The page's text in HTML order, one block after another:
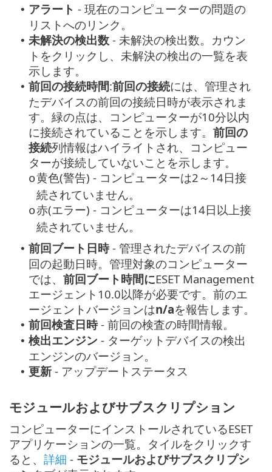
• アラート - 現在のコンピューターの問題の
リストへのリンク。
• 未解決の検出数 - 未解決の検出数。カウン
トをクリックし、未解決の検出の一覧を表
示します。
• 前回の接続時間:前回の接続には、管理され
たデバイスの前回の接続日時が表示されま
す。緑の点は、コンピューターが10分以内
に接続されていることを示します。 前回の
接続列情報はハイライトされ、コンピュー
ターが接続していないことを示します。
o黄色(警告) - コンピューターは2～14日接
続されていません。
o赤(エラー) - コンピューターは14日以上接
続されていません。
• 前回ブート日時- 管理されたデバイスの前
回の起動日時。管理対象のコンピューター
では、 前回ブート時間にESET Management
エージェント10.0以降が必要です。前のエ
ージェントバージョンはn/aを報告します。
• 前回検査日時- 前回の検査の時間情報。
• 検出エンジン - ターゲットデバイスの検出
エンジンのバージョン。
• 更新 - アップデートステータス
モジュールおよびサブスクリプション
コンピューターにインストールされているESET
アプリケーションの一覧。タイルをクリックす
ると、 詳細 - モジュールおよびサブスクリプシ